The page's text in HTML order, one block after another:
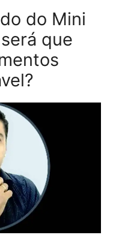
do Mini
que